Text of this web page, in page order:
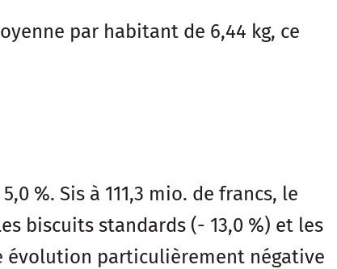
par habitant de 6,44 kg, ce
%. Sis à 111,3 mio. de francs, le
biscuits standards (- 13,0 %) et les
évolution particulièrement négative